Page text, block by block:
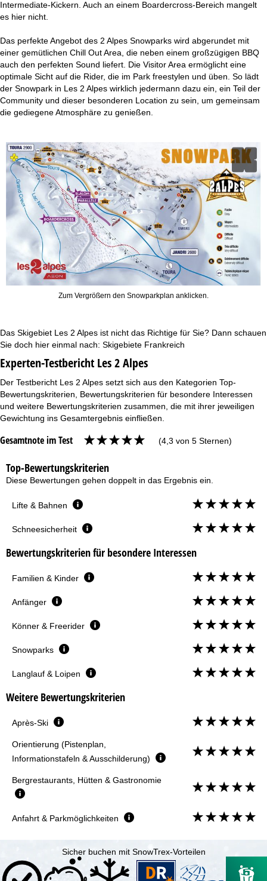
Intermediate-Kickern. Auch an einem Boardercross-Bereich mangelt
es hier nicht.
Das perfekte Angebot des 2 Alpes Snowparks wird abgerundet mit
einer gemütlichen Chill Out Area, die neben einem großzügigen BBQ
auch den perfekten Sound liefert. Die Visitor Area ermöglicht eine
optimale Sicht auf die Rider, die im Park freestylen und üben. So lädt
der Snowpark in Les 2 Alpes wirklich jedermann dazu ein, ein Teil der
Community und dieser besonderen Location zu sein, um gemeinsam
die gediegene Atmosphäre zu genießen.
Zum Vergrößern den Snowparkplan anklicken.
Das Skigebiet Les 2 Alpes ist nicht das Richtige für Sie? Dann schauen
Sie doch hier einmal nach: Skigebiete Frankreich
Experten-Testbericht Les 2 Alpes
Der Testbericht Les 2 Alpes setzt sich aus den Kategorien Top-
Bewertungskriterien, Bewertungskriterien für besondere Interessen
und weitere Bewertungskriterien zusammen, die mit ihrer jeweiligen
Gewichtung ins Gesamtergebnis einfließen.
Gesamtnote im Test (4,3 von 5 Sternen)
Top-Bewertungskriterien
Diese Bewertungen gehen doppelt in das Ergebnis ein.
Lifte & Bahnen
Schneesicherheit
Bewertungskriterien für besondere Interessen
Familien & Kinder
Anfänger
Könner & Freerider
Snowparks
Langlauf & Loipen
Weitere Bewertungskriterien
Après-Ski
Orientierung (Pistenplan,
Informationstafeln & Ausschilderung)
Bergrestaurants, Hütten & Gastronomie
Anfahrt & Parkmöglichkeiten
Sicher buchen mit SnowTrex-Vorteilen